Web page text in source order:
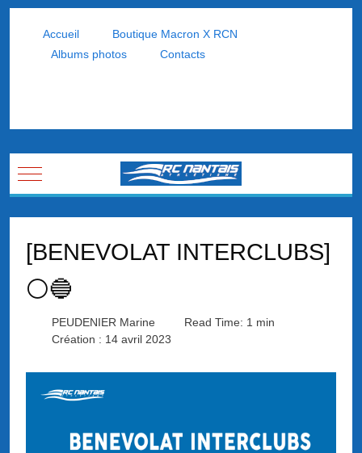
Accueil
Boutique Macron X RCN
Albums photos
Contacts
Mobile Menu Toggle
[BENEVOLAT INTERCLUBS]
⚪🔵
PEUDENIER Marine
Read Time: 1 min
Création : 14 avril 2023